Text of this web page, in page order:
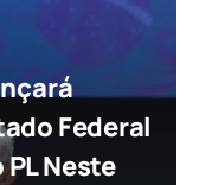
Federal
Neste